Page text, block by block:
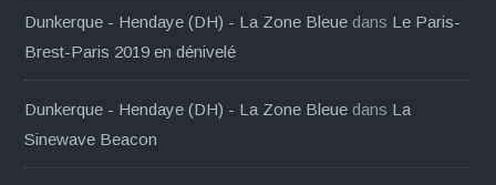
Dunkerque - Hendaye (DH) - La Zone Bleue dans Le Paris-
Brest-Paris 2019 en dénivelé
Dunkerque - Hendaye (DH) - La Zone Bleue dans La
Sinewave Beacon